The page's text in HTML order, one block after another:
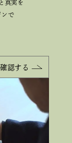
真実を
ンで